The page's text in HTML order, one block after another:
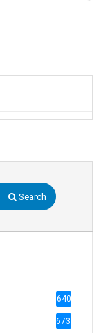
Search
640
6738